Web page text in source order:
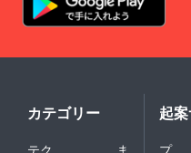
カテゴリー 起